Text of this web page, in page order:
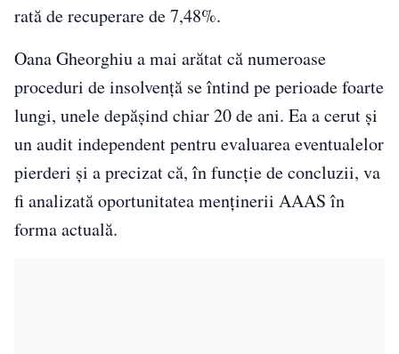
rată de recuperare de 7,48%.
Oana Gheorghiu a mai arătat că numeroase
proceduri de insolvență se întind pe perioade foarte
lungi, unele depășind chiar 20 de ani. Ea a cerut și
un audit independent pentru evaluarea eventualelor
pierderi și a precizat că, în funcție de concluzii, va
fi analizată oportunitatea menținerii AAAS în
forma actuală.